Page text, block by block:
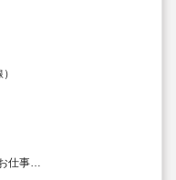
仕事